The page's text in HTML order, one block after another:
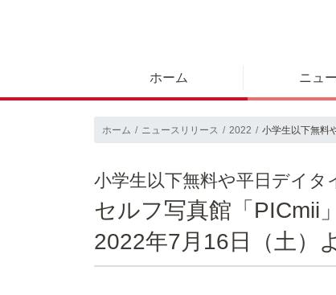
ホーム ニュ
ホーム ニュースリリース 2022 小学生以下無料
小学生以下無料や平日デイタ
セルフ写真館「PICmii
2022年7月16日（土）